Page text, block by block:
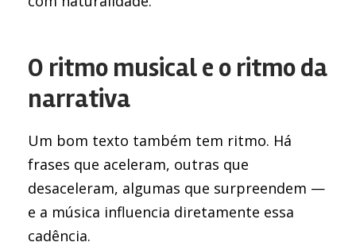
O ritmo musical e o ritmo da
narrativa
Um bom texto também tem ritmo. Há
frases que aceleram, outras que
desaceleram, algumas que surpreendem —
e a música influencia diretamente essa
cadência.